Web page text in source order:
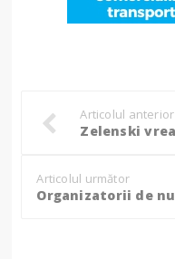
Articolul anterior
Articolul următor